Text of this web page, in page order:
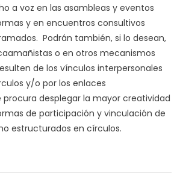
a voz en las asambleas y eventos
y en encuentros consultivos
Podrán también, si lo desean,
o en otros mecanismos
de los vínculos interpersonales
y/o por los enlaces
procura desplegar la mayor creatividad
de participación y vinculación de
estructurados en círculos.